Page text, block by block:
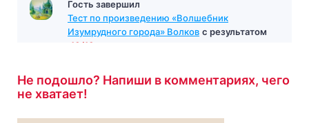
Гость завершил
Тест по произведению «Волшебник
13 минут назад
Не подошло? Напиши в комментариях, чего
не хватает!